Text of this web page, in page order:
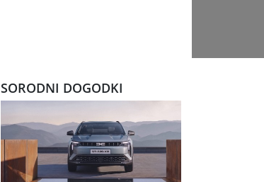
SORODNI DOGODKI